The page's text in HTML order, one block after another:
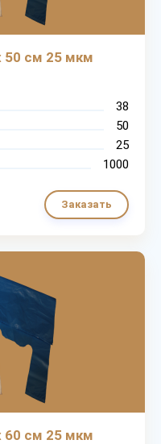
50 см 25 мкм
38
50
25
1000
Заказать
60 см 25 мкм